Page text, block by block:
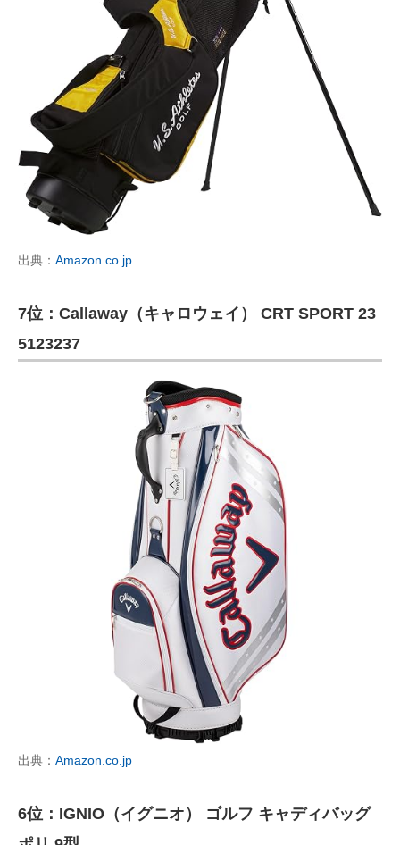
出典： Amazon.co.jp
7位：Callaway（キャロウェイ） CRT SPORT 23
‎5123237
出典： Amazon.co.jp
6位：IGNIO（イグニオ） ゴルフ キャディバッグ